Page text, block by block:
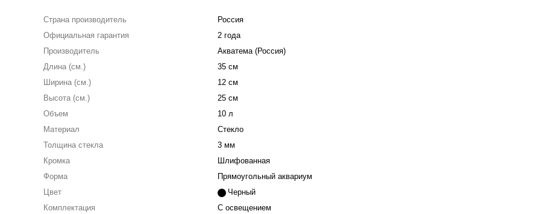
Страна производитель
Россия
Официальная гарантия
2 года
Производитель
Акватема (Россия)
Длина (см.)
35 см
Ширина (см.)
12 см
Высота (см.)
25 см
Объем
10 л
Материал
Стекло
Толщина стекла
3 мм
Кромка
Шлифованная
Форма
Прямоугольный аквариум
Цвет
Черный
Комплектация
С освещением